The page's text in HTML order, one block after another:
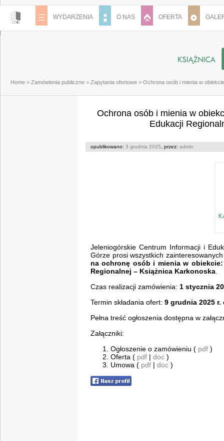
WYDARZENIA O NAS OFERTA
Home > Zamówienia publiczne > Zapytania ofertowe > Ochrona osób i mienia w
Ochrona osób i mienia w
Edukacji
opublikowano: 3 grudnia 2025 , przez: admin
Jeleniogórskie Centrum Informacji i
Górze prosi wszystkich
na ochronę osób i mienia w
Regionalnej – Książnica Karkonoska
Czas realizacji zamówienia: 1 stycznia
Termin składania ofert: 9 grudnia 2025 r.
Pełna treść ogłoszenia dostępna w
Załączniki:
Ogłoszenie o zamówieniu ( pdf )
Oferta ( pdf | doc )
Umowa ( pdf | doc )